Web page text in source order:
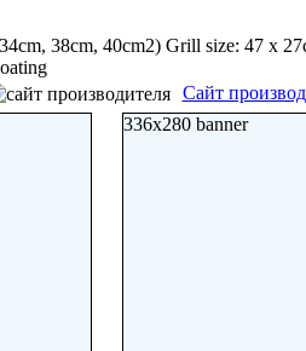
38cm, 40cm2) Grill size: 47 x
Сайт
336x280 banner